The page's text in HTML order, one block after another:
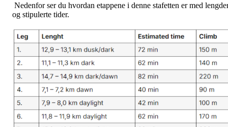
Nedenfor ser du hvordan etappene i denne stafetten er med
og stipulerte tider.